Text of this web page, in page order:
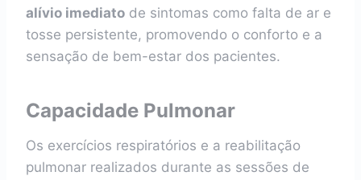
alívio imediato de sintomas como falta de ar e
tosse persistente, promovendo o conforto e a
sensação de bem-estar dos pacientes.
Capacidade Pulmonar
Os exercícios respiratórios e a reabilitação
pulmonar realizados durante as sessões de